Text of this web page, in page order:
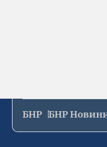
БНР БНР